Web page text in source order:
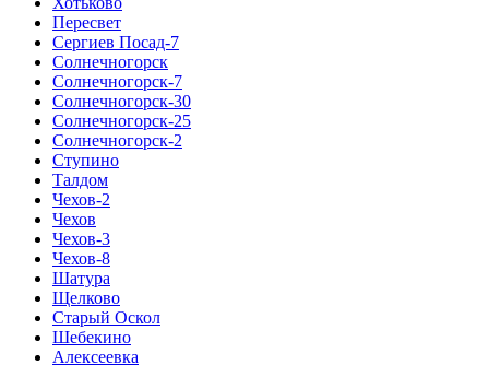
Пересвет
Сергиев Посад-7
Солнечногорск
Солнечногорск-7
Солнечногорск-30
Солнечногорск-25
Солнечногорск-2
Ступино
Талдом
Чехов-2
Чехов
Чехов-3
Чехов-8
Шатура
Щелково
Старый Оскол
Шебекино
Алексеевка